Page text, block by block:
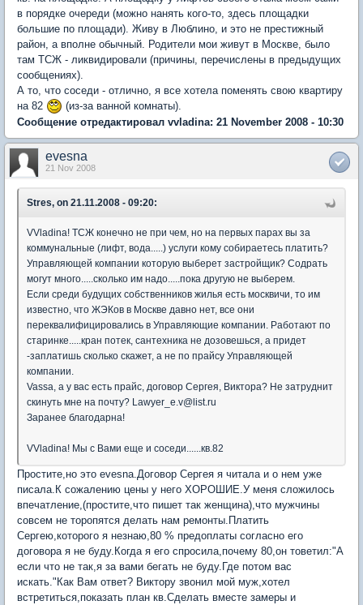
в порядке очереди (можно нанять кого-то, здесь площадки
большие по площади). Живу в Люблино, и это не престижный
район, а вполне обычный. Родители мои живут в Москве, было
там ТСЖ - ликвидировали (причины, перечислены в предыдущих
сообщениях).
А то, что соседи - отлично, я все хотела поменять свою квартиру
на 82
(из-за ванной комнаты).
Сообщение отредактировал vvladina: 21 November 2008 - 10:30
evesna
21 Nov 2008
Stres, on 21.11.2008 - 09:20:
VVladina! ТСЖ конечно не при чем, но на первых парах вы за
коммунальные (лифт, вода.....) услуги кому собираетесь платить?
Управляющей компании которую выберет застройщик? Содрать
могут много.....сколько им надо.....пока другую не выберем.
Если среди будущих собственников жилья есть москвичи, то им
известно, что ЖЭКов в Москве давно нет, все они
переквалифицировались в Управляющие компании. Работают по
старинке.....кран потек, сантехника не дозовешься, а придет
-заплатишь сколько скажет, а не по прайсу Управляющей
компании.
Vassa, а у вас есть прайс, договор Сергея, Виктора? Не затруднит
скинуть мне на почту? Lawyer_e.v@list.ru
Заранее благодарна!
VVladina! Мы с Вами еще и соседи......кв.82
Простите,но это evesna.Договор Сергея я читала и о нем уже
писала.К сожалению цены у него ХОРОШИЕ.У меня сложилось
впечатление,(простите,что пишет так женщина),что мужчины
совсем не торопятся делать нам ремонты.Платить
Сергею,которого я незнаю,80 % предоплаты согласно его
договора я не буду.Когда я его спросила,почему 80,он товетил:"А
если что не так,я за вами бегать не буду.Где потом вас
искать."Как Вам ответ? Виктору звонил мой муж,хотел
встретиться,показать план кв.Сделать вместе замеры и